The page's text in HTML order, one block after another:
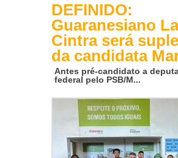
DEFINIDO:
Guaranesiano
Cintra será
da candidata
Antes pré-candidato a
federal pelo PSB/M...